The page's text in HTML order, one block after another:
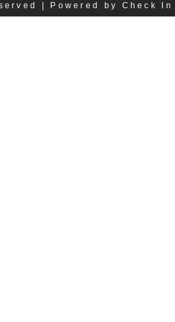
| Powered by Check In